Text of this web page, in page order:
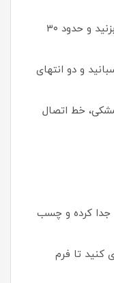
مقدار کمی چسب مژه را روی نوار مژه بزنید و حدود ۳۰
و دو انتهای
خط اتصال
جدا کرده و چسب
کنید تا فرم